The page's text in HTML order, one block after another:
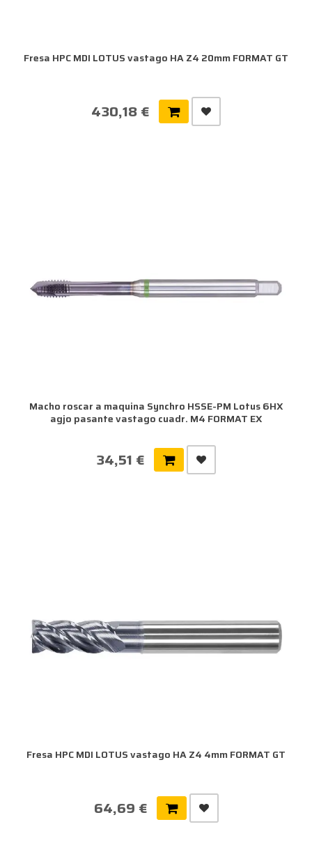
Fresa HPC MDI LOTUS vastago HA Z4 20mm FORMAT GT
430,18 €
Macho roscar a maquina Synchro HSSE-PM Lotus 6HX
agjo pasante vastago cuadr. M4 FORMAT EX
34,51 €
Fresa HPC MDI LOTUS vastago HA Z4 4mm FORMAT GT
64,69 €